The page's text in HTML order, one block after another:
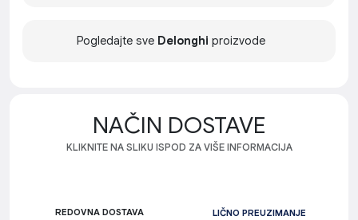
Pogledajte sve Delonghi proizvode
NAČIN DOSTAVE
KLIKNITE NA SLIKU ISPOD ZA VIŠE INFORMACIJA
REDOVNA DOSTAVA LIČNO PREUZIMANJE